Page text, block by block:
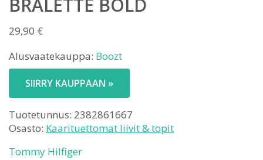
BRALETTE BOLD
29,90 €
Alusvaatekauppa: Boozt
SIIRRY KAUPPAAN »
Tuotetunnus: 2382861667
Osasto: Kaarituettomat liivit & topit
Tommy Hilfiger